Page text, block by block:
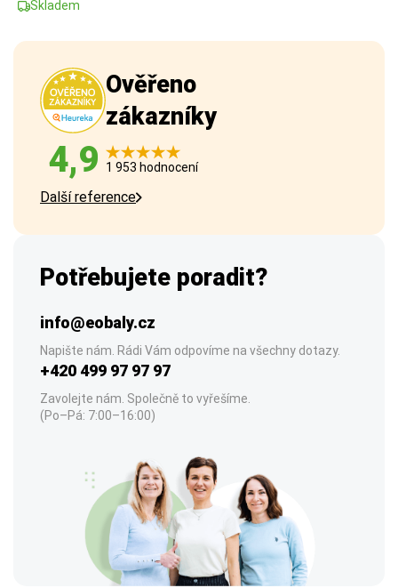
Skladem
Ověřeno
zákazníky
4,9 1 953 hodnocení
Další reference
Potřebujete poradit?
info@eobaly.cz
Napište nám. Rádi Vám odpovíme na všechny dotazy.
+420 499 97 97 97
Zavolejte nám. Společně to vyřešíme.
(Po–Pá: 7:00–16:00)